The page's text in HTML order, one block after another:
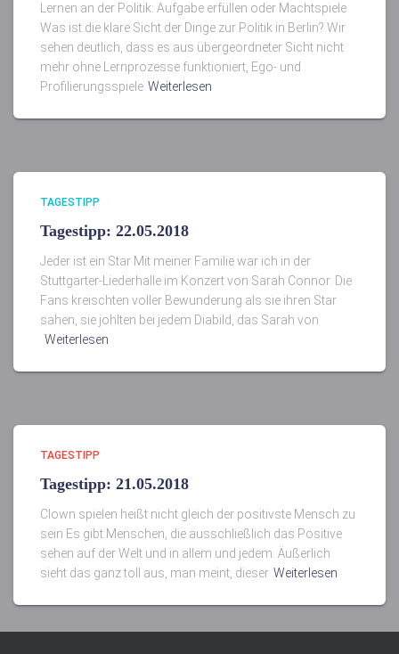
Lernen an der Politik: Aufgabe erfüllen oder Machtspiele
Was ist die klare Sicht der Dinge zur Politik in Berlin? Wir
sehen deutlich, dass es aus übergeordneter Sicht nicht
mehr ohne Lernprozesse funktioniert, Ego- und
Profilierungsspiele Weiterlesen
TAGESTIPP
Tagestipp: 22.05.2018
Jeder ist ein Star Mit meiner Familie war ich in der
Stuttgarter-Liederhalle im Konzert von Sarah Connor. Die
Fans kreischten voller Bewunderung als sie ihren Star
sahen, sie johlten bei jedem Diabild, das Sarah von
Weiterlesen
TAGESTIPP
Tagestipp: 21.05.2018
Clown spielen heißt nicht gleich der positivste Mensch zu
sein Es gibt Menschen, die ausschließlich das Positive
sehen auf der Welt und in allem und jedem. Äußerlich
sieht das ganz toll aus, man meint, dieser Weiterlesen